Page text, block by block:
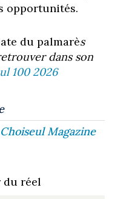
opportunités.
du palmarès
dans son
100 2026
Choiseul Magazine
du réel